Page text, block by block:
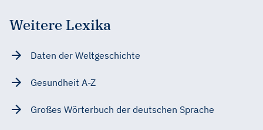
Weitere Lexika
Daten der Weltgeschichte
Gesundheit A-Z
Großes Wörterbuch der deutschen Sprache